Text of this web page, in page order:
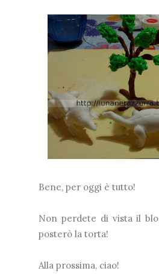
Bene, per oggi è tutto!
Non perdete di vista il
posterò la torta!
Alla prossima, ciao!